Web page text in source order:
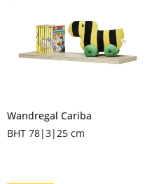
Wandregal Cariba
BHT 78|3|25 cm